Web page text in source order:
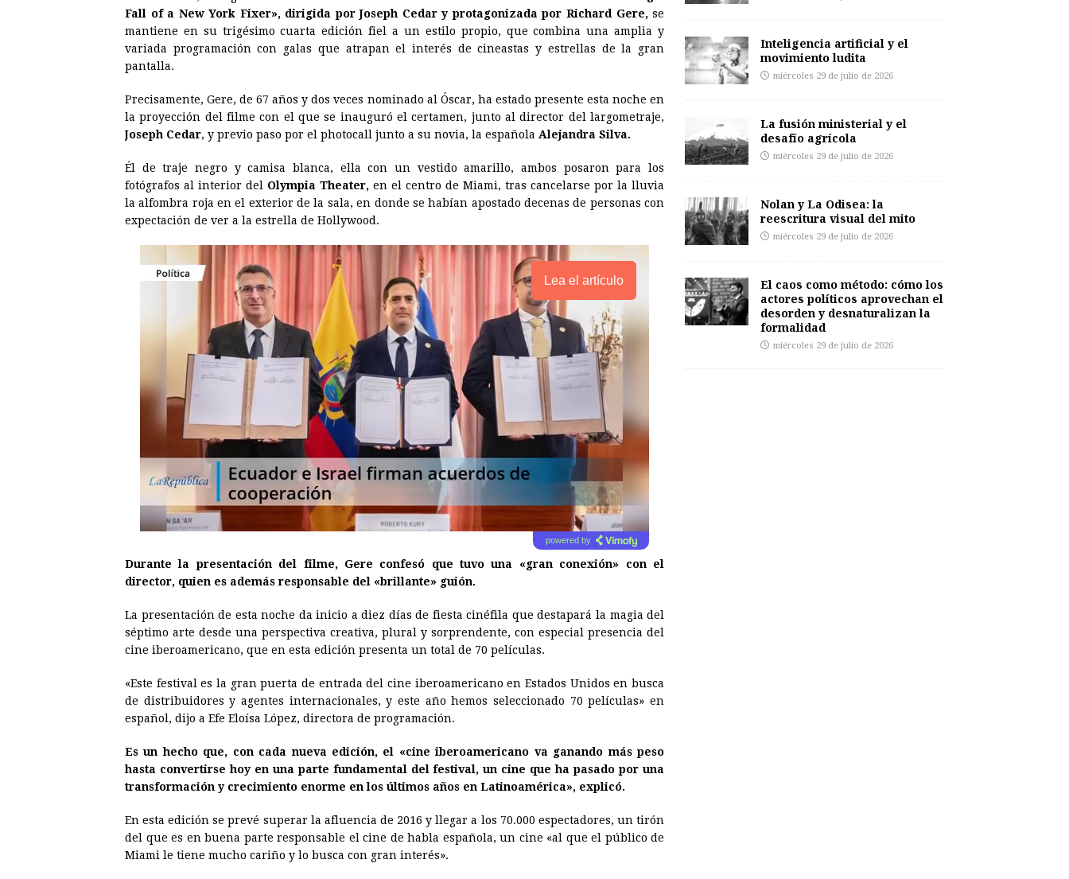
o
k
g
e
p
p
s
e
s
I
n
n
k
Fall of a New York Fixer», dirigida por Joseph Cedar y protagonizada por Richard Gere, se
mantiene en su trigésimo cuarta edición fiel a un estilo propio, que combina una amplia y
variada programación con galas que atrapan el interés de cineastas y estrellas de la gran
pantalla.
Precisamente, Gere, de 67 años y dos veces nominado al Óscar, ha estado presente esta noche en
la proyección del filme con el que se inauguró el certamen, junto al director del largometraje,
Joseph Cedar, y previo paso por el photocall junto a su novia, la española Alejandra Silva.
Él de traje negro y camisa blanca, ella con un vestido amarillo, ambos posaron para los
fotógrafos al interior del Olympia Theater, en el centro de Miami, tras cancelarse por la lluvia
la alfombra roja en el exterior de la sala, en donde se habían apostado decenas de personas con
expectación de ver a la estrella de Hollywood.
Lea el artículo
powered by
Durante la presentación del filme, Gere confesó que tuvo una «gran conexión» con el
director, quien es además responsable del «brillante» guión.
La presentación de esta noche da inicio a diez días de fiesta cinéfila que destapará la magia del
séptimo arte desde una perspectiva creativa, plural y sorprendente, con especial presencia del
cine iberoamericano, que en esta edición presenta un total de 70 películas.
«Este festival es la gran puerta de entrada del cine iberoamericano en Estados Unidos en busca
de distribuidores y agentes internacionales, y este año hemos seleccionado 70 películas» en
español, dijo a Efe Eloísa López, directora de programación.
Es un hecho que, con cada nueva edición, el «cine iberoamericano va ganando más peso
hasta convertirse hoy en una parte fundamental del festival, un cine que ha pasado por una
transformación y crecimiento enorme en los últimos años en Latinoamérica», explicó.
En esta edición se prevé superar la afluencia de 2016 y llegar a los 70.000 espectadores, un tirón
del que es en buena parte responsable el cine de habla española, un cine «al que el público de
Miami le tiene mucho cariño y lo busca con gran interés».
Inteligencia artificial y el
movimiento ludita
miércoles 29 de julio de 2026
La fusión ministerial y el
desafío agrícola
miércoles 29 de julio de 2026
Nolan y La Odisea: la
reescritura visual del mito
miércoles 29 de julio de 2026
El caos como método: cómo los
actores políticos aprovechan el
desorden y desnaturalizan la
formalidad
miércoles 29 de julio de 2026